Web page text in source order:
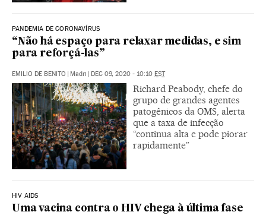
PANDEMIA DE CORONAVÍRUS
“Não há espaço para relaxar medidas, e sim
para reforçá-las”
EMILIO DE BENITO Madri DEC 09, 2020 - 10:10 EST
Richard Peabody, chefe do
grupo de grandes agentes
patogênicos da OMS, alerta
que a taxa de infecção
“continua alta e pode piorar
rapidamente”
HIV AIDS
Uma vacina contra o HIV chega à última fase